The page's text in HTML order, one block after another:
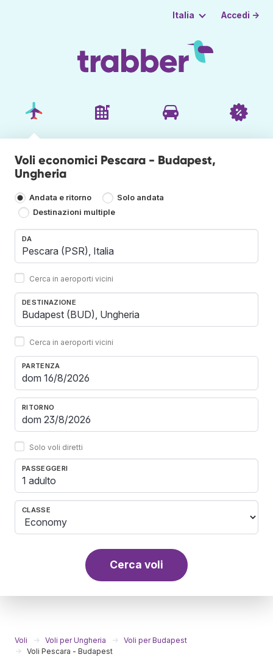
Italia Accedi →
Voli economici Pescara - Budapest,
Ungheria
Andata e ritorno
Solo andata
Destinazioni multiple
DA
Cerca in aeroporti vicini
DESTINAZIONE
Cerca in aeroporti vicini
PARTENZA
RITORNO
Solo voli diretti
PASSEGGERI
1 adulto
CLASSE
Cerca voli
Voli Voli per Ungheria
Voli per Budapest
Voli Pescara - Budapest